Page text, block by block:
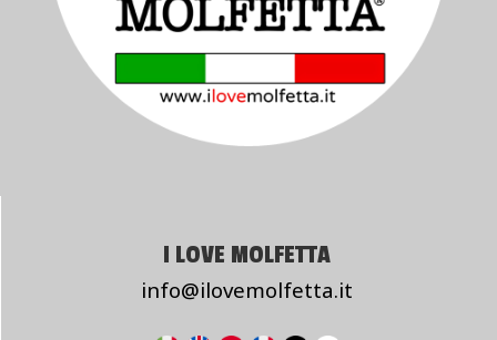
I LOVE MOLFETTA
info@ilovemolfetta.it